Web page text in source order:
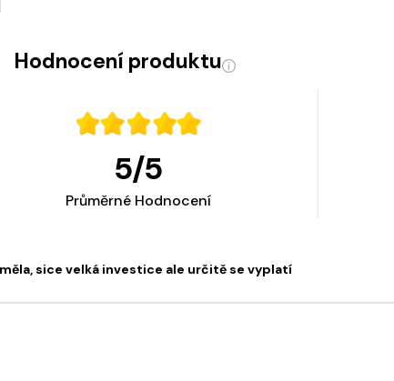
Hodnocení produktu
5/5
Průměrné Hodnocení
sice velká investice ale určitě se vyplatí